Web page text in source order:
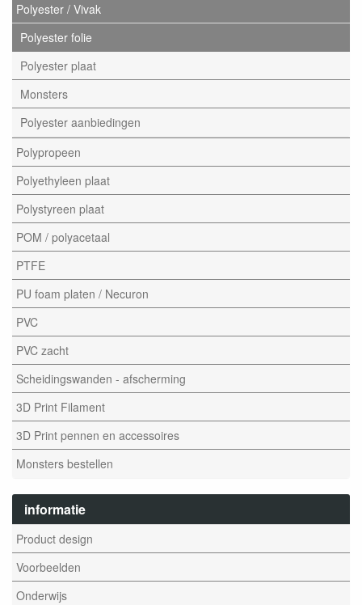
Polyester / Vivak
Polyester folie
Polyester plaat
Monsters
Polyester aanbiedingen
Polypropeen
Polyethyleen plaat
Polystyreen plaat
POM / polyacetaal
PTFE
PU foam platen / Necuron
PVC
PVC zacht
Scheidingswanden - afscherming
3D Print Filament
3D Print pennen en accessoires
Monsters bestellen
informatie
Product design
Voorbeelden
Onderwijs